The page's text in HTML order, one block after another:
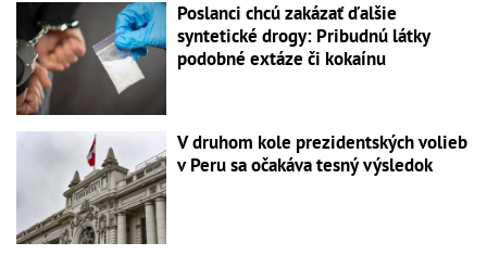
Poslanci chcú zakázať ďalšie
syntetické drogy: Pribudnú látky
podobné extáze či kokaínu
V druhom kole prezidentských volieb
v Peru sa očakáva tesný výsledok